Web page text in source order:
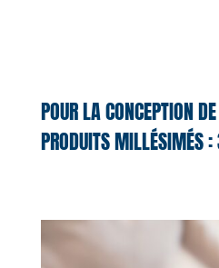
POUR LA CONCEPTION
PRODUITS MILLÉSIMÉS